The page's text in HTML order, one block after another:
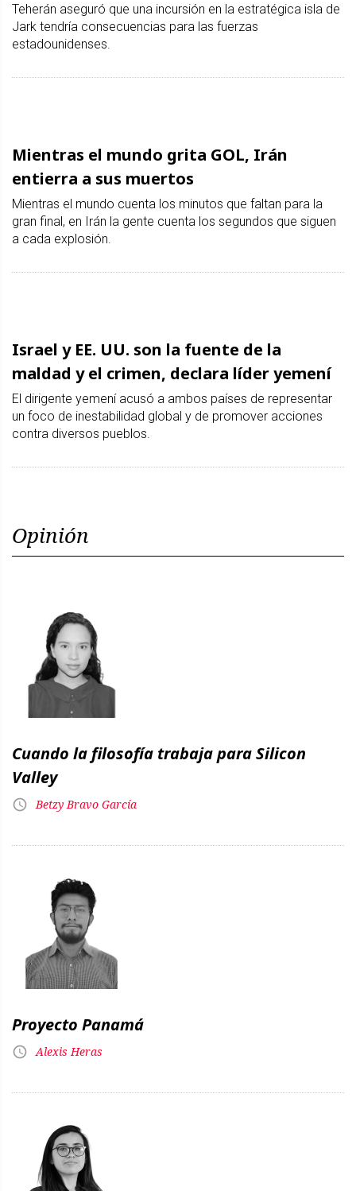
Teherán aseguró que una incursión en la estratégica isla de
Jark tendría consecuencias para las fuerzas
estadounidenses.
Mientras el mundo grita GOL, Irán
entierra a sus muertos
Mientras el mundo cuenta los minutos que faltan para la
gran final, en Irán la gente cuenta los segundos que siguen
a cada explosión.
Israel y EE. UU. son la fuente de la
maldad y el crimen, declara líder yemení
El dirigente yemení acusó a ambos países de representar
un foco de inestabilidad global y de promover acciones
contra diversos pueblos.
Opinión
Cuando la filosofía trabaja para Silicon
Valley
Betzy Bravo García
Proyecto Panamá
Alexis Heras